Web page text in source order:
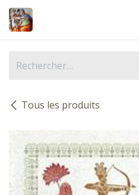
Se rendre au contenu
Tous les produits